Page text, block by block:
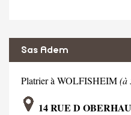
Sas Adem
Platrier à WOLFISHEIM(à
14 RUE D